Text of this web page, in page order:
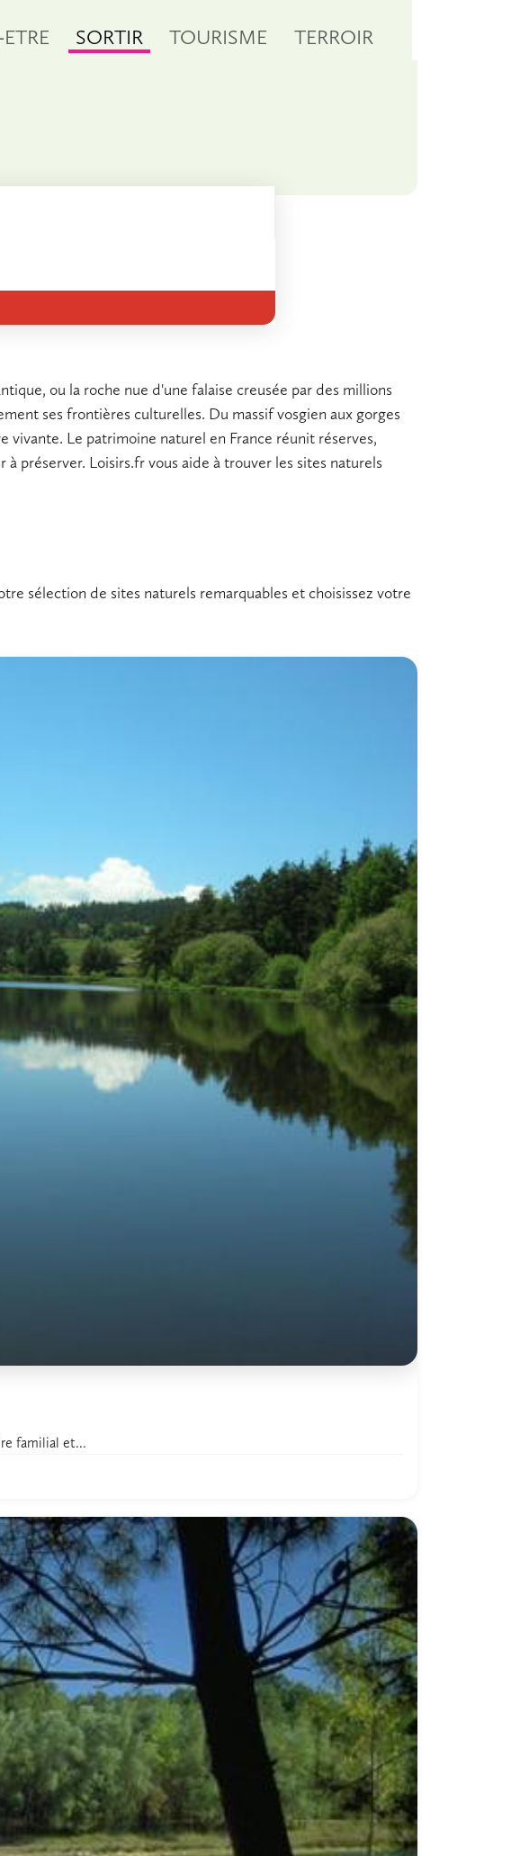
SORTIR TOURISME TERROIR
ou la roche nue d'une falaise creusée par des millions
ses frontières culturelles. Du massif vosgien aux gorges
vivante. Le patrimoine naturel en France réunit réserves,
préserver. Loisirs.fr vous aide à trouver les sites naturels
sélection de sites naturels remarquables et choisissez votre
familial et...